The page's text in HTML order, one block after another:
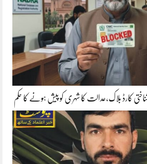
کارڈ بلاک،عدالت کا شہری کو پیش ہونے کا حکم